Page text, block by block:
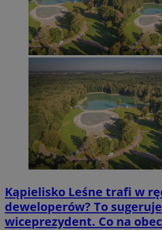
Kąpielisko Leśne trafi w
deweloperów? To
wiceprezydent. Co na